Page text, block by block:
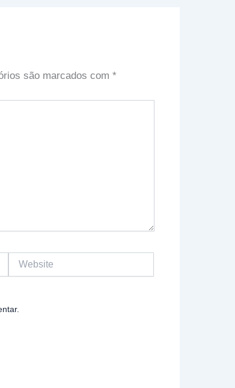
são marcados com *
Website